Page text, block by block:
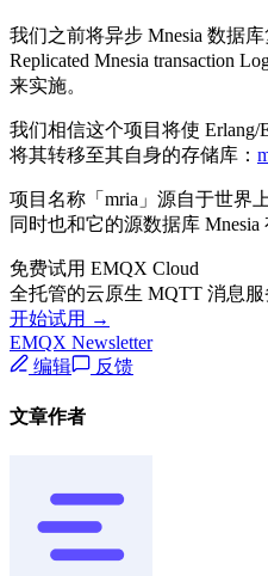
我们之前将异步 Mnesia 数据
Replicated Mnesia transaction
来实施。
我们相信这个项目将使
将其转移至其自身的存储库：
项目名称「mria」源自于世界
同时也和它的源数据库 Mnesia
免费试用 EMQX Cloud
全托管的云原生 MQTT 消息服
开始试用 →
EMQX Newsletter
编辑
反馈
文章作者